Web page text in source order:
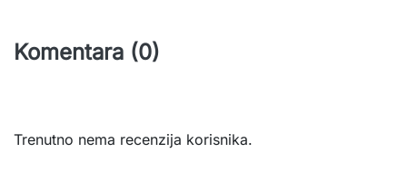
Komentara (0)
Trenutno nema recenzija korisnika.